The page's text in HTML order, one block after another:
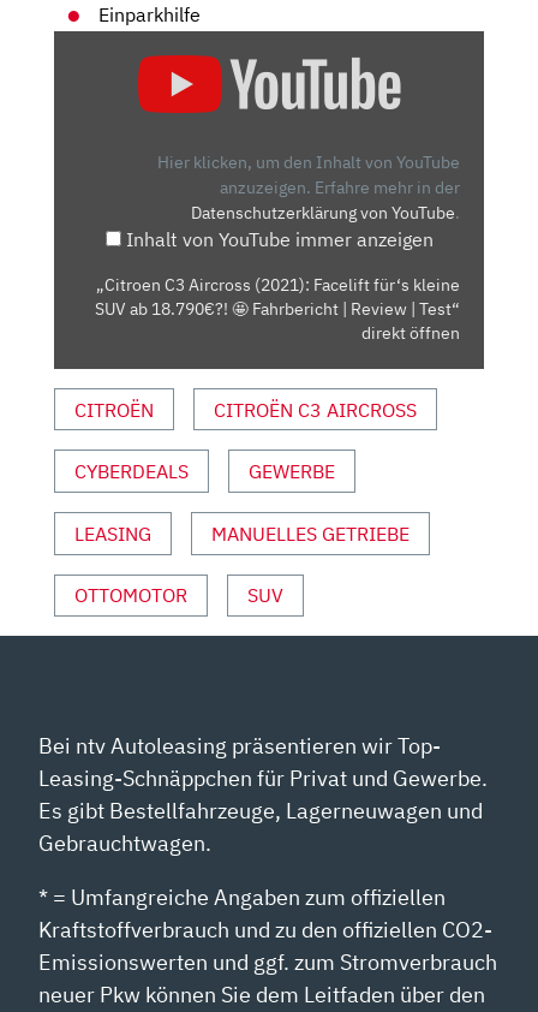
Einparkhilfe
AIRCROSS
18.790€?!
|
REVIEW
|
TEST“
YOUTUBE
ANZEIGEN
Hier klicken, um den Inhalt von YouTube
anzuzeigen. Erfahre mehr in der
Datenschutzerklärung von YouTube.
Inhalt von YouTube immer anzeigen
„Citroen C3 Aircross (2021): Facelift für‘s kleine
SUV ab 18.790€?! 🤩 Fahrbericht | Review | Test“
direkt öffnen
CITROËN CITROËN C3 AIRCROSS
CYBERDEALS GEWERBE
LEASING MANUELLES GETRIEBE
OTTOMOTOR SUV
Bei ntv Autoleasing präsentieren wir Top-
Leasing-Schnäppchen für Privat und Gewerbe.
Es gibt Bestellfahrzeuge, Lagerneuwagen und
Gebrauchtwagen.
* = Umfangreiche Angaben zum offiziellen
Kraftstoffverbrauch und zu den offiziellen CO2-
Emissionswerten und ggf. zum Stromverbrauch
neuer Pkw können Sie dem Leitfaden über den